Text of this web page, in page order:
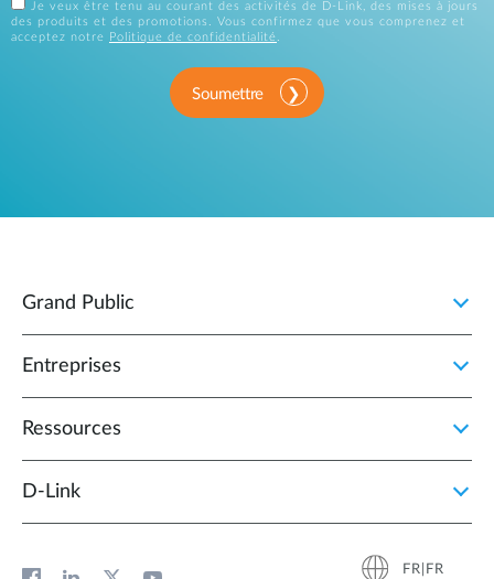
Je veux être tenu au courant des activités de D-Link, des mises à jours
des produits et des promotions. Vous confirmez que vous comprenez et
acceptez notre
Politique de confidentialité.
Soumettre
Grand Public
Entreprises
Ressources
D‑Link
FR|FR